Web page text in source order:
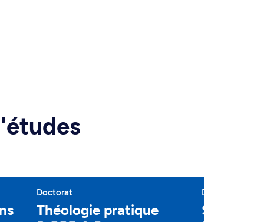
Doctorat
Théologie pratique
Doctorat